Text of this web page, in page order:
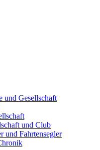
und Gesellschaft
und Club
und Fahrtensegler